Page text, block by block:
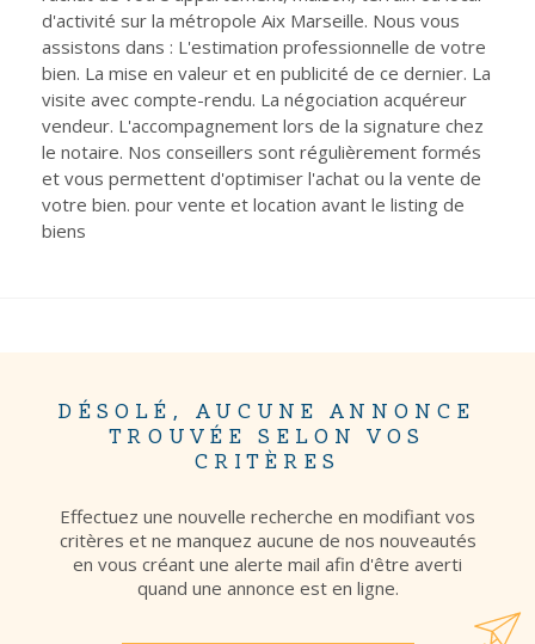
d'activité sur la métropole Aix Marseille. Nous vous
assistons dans : L'estimation professionnelle de votre
bien. La mise en valeur et en publicité de ce dernier. La
visite avec compte-rendu. La négociation acquéreur
vendeur. L'accompagnement lors de la signature chez
le notaire. Nos conseillers sont régulièrement formés
et vous permettent d'optimiser l'achat ou la vente de
votre bien. pour vente et location avant le listing de
biens
DÉSOLÉ, AUCUNE ANNONCE
TROUVÉE SELON VOS
CRITÈRES
Effectuez une nouvelle recherche en modifiant vos
critères et ne manquez aucune de nos nouveautés
en vous créant une alerte mail afin d'être averti
quand une annonce est en ligne.
Pièces
PIÈCES
RÉFÉRENCE
CRITÈRES SUPPLÉMENTAIRES
RECHERCHER